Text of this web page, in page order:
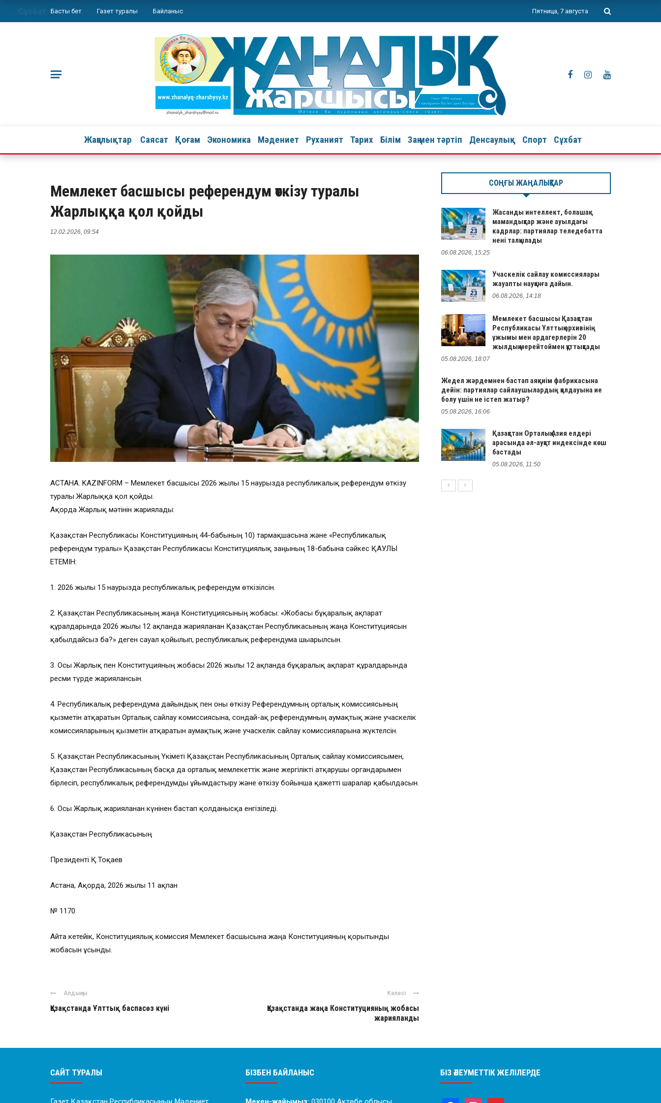
Басты бет Газет туралы Байланыс Пятница, 7 августа
Жаңалықтар Саясат Қоғам Экономика Мәдениет Руханият Тарих Білім Заң мен тәртіп Денсаулық Спорт Сұхбат
Мемлекет басшысы референдум өткiзу туралы
Жарлыққа қол қойды
12.02.2026, 09:54
АСТАНА. KAZINFORM – Мемлекет басшысы 2026 жылғы 15 наурызда республикалық референдум өткiзу
туралы Жарлыққа қол қойды.
Ақорда Жарлық мәтінін жариялады:
Қазақстан Республикасы Конституцияның 44-бабының 10) тармақшасына және «Республикалық
референдум туралы» Қазақстан Республикасы Конституциялық заңының 18-бабына сәйкес ҚАУЛЫ
ЕТЕМІН:
1. 2026 жылғы 15 наурызда республикалық референдум өткізілсін.
2. Қазақстан Республикасының жаңа Конституциясының жобасы: «Жобасы бұқаралық ақпарат
құралдарында 2026 жылғы 12 ақпанда жарияланған Қазақстан Республикасының жаңа Конституциясын
қабылдайсыз ба?» деген сауал қойылып, республикалық референдумға шығарылсын.
3. Осы Жарлық пен Конституцияның жобасы 2026 жылғы 12 ақпанда бұқаралық ақпарат құралдарында
ресми түрде жариялансын.
4. Республикалық референдумға дайындық пен оны өткiзу Референдумның орталық комиссиясының
қызметiн атқаратын Орталық сайлау комиссиясына, сондай-ақ референдумның аумақтық және учаскелiк
комиссияларының қызметiн атқаратын аумақтық және учаскелiк сайлау комиссияларына жүктелсiн.
5. Қазақстан Республикасының Үкіметі Қазақстан Республикасының Орталық сайлау комиссиясымен,
Қазақстан Республикасының басқа да орталық мемлекеттік және жергілікті атқарушы органдарымен
бірлесіп, республикалық референдумды ұйымдастыру және өткізу бойынша қажетті шаралар қабылдасын.
6. Осы Жарлық жарияланған күнінен бастап қолданысқа енгізіледі.
Қазақстан Республикасының
Президенті Қ.Тоқаев
Астана, Ақорда, 2026 жылғы 11 ақпан
№ 1170
Айта кетейік, Конституциялық комиссия Мемлекет басшысына жаңа Конституцияның қорытынды
жобасын ұсынды.
Алдыңғы
Қазақстанда Ұлттық баспасөз күні
Келесі
Қазақстанда жаңа Конституцияның жобасы
жарияланды
СОҢҒЫ ЖАҢАЛЫҚТАР
Жасанды интеллект, болашақ
мамандықтар және ауылдағы
кадрлар: партиялар теледебатта
нені талқылады
06.08.2026, 15:25
Учаскелік сайлау комиссиялары
жауапты науқанға дайын.
06.08.2026, 14:18
Мемлекет басшысы Қазақстан
Республикасы Ұлттық архивінің
ұжымы мен ардагерлерін 20
жылдық мерейтоймен құттықтады
05.08.2026, 18:07
Жедел жәрдемнен бастап аяқкиім фабрикасына
дейін: партиялар сайлаушылардың қолдауына ие
болу үшін не істеп жатыр?
05.08.2026, 16:06
Қазақстан Орталық Азия елдері
арасында әл-ауқат индексінде көш
бастады
05.08.2026, 11:50
САЙТ ТУРАЛЫ БІЗБЕН БАЙЛАНЫС БІЗ ӘЛЕУМЕТТІК ЖЕЛІЛЕРДЕ